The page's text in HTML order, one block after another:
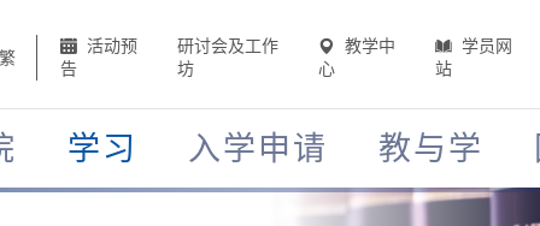
繁
活动预
告
研讨会及工作
坊
教学中
心
学员网
站
学习 入学申请 教与学